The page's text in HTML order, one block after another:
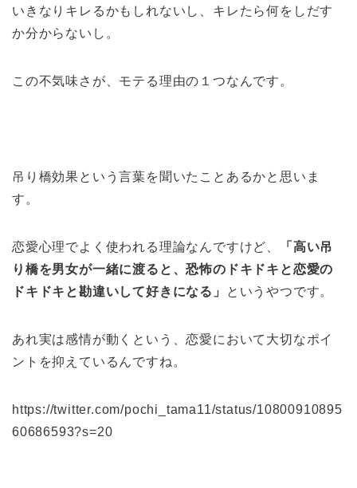
いきなりキレるかもしれないし、キレたら何をしだす
か分からないし。
この不気味さが、モテる理由の１つなんです。
吊り橋効果という言葉を聞いたことあるかと思いま
す。
恋愛心理でよく使われる理論なんですけど、
「高い吊
り橋を男女が一緒に渡ると、恐怖のドキドキと恋愛の
ドキドキと勘違いして好きになる」
というやつです。
あれ実は感情が動くという、恋愛において大切なポイ
ントを抑えているんですね。
https://twitter.com/pochi_tama11/status/10800910895
60686593?s=20